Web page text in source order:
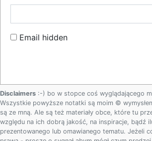
Email hidden
Disclaimers :-) bo w stopce coś wyglądającego
Wszystkie powyższe notatki są moim ©
są ze mną. Ale są też materiały obce, które tu
względu na ich dobrą jakość, na inspiracje, bądź
prezentowanego lub omawianego tematu. Jeżeli